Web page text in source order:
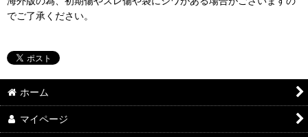
でご了承ください。
ホーム
マイページ